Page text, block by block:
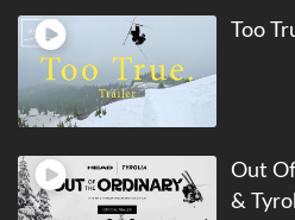
Too
Out
&